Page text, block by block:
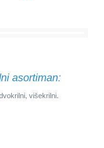
asortiman:
višekrilni.